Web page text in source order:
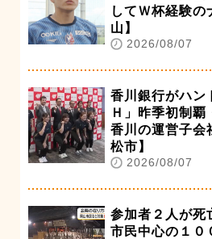
してＷ杯経験の
山】
2026/08/07
香川銀行がハン
Ｈ」昨季初制
香川の運営子会
松市】
2026/08/07
参加者２人が死
市民中心の１０